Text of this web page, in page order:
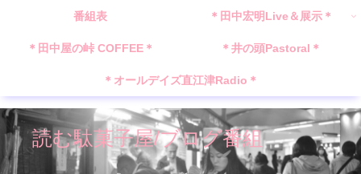
読む駄菓子屋/ブログ番組
番組表 ＊田中宏明Live＆展示＊
＊田中屋の峠 COFFEE＊ ＊井の頭Pastoral＊
＊オールデイズ直江津Radio＊